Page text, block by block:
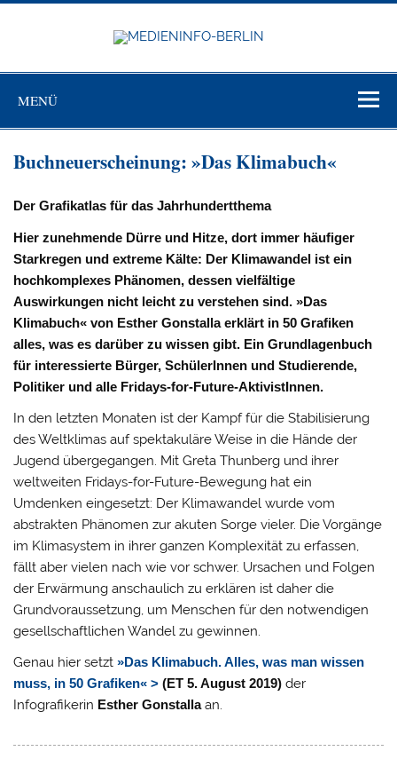
Zum
MENÜ
Buchneuerscheinung: »Das Klimabuch«
Der Grafikatlas für das Jahrhundertthema
Hier zunehmende Dürre und Hitze, dort immer häufiger
Starkregen und extreme Kälte: Der Klimawandel ist ein
hochkomplexes Phänomen, dessen vielfältige
Auswirkungen nicht leicht zu verstehen sind. »Das
Klimabuch« von Esther Gonstalla erklärt in 50 Grafiken
alles, was es darüber zu wissen gibt. Ein Grundlagenbuch
für interessierte Bürger, SchülerInnen und Studierende,
Politiker und alle Fridays-for-Future-AktivistInnen.
In den letzten Monaten ist der Kampf für die Stabilisierung
des Weltklimas auf spektakuläre Weise in die Hände der
Jugend übergegangen. Mit Greta Thunberg und ihrer
weltweiten Fridays-for-Future-Bewegung hat ein
Umdenken eingesetzt: Der Klimawandel wurde vom
abstrakten Phänomen zur akuten Sorge vieler. Die Vorgänge
im Klimasystem in ihrer ganzen Komplexität zu erfassen,
fällt aber vielen nach wie vor schwer. Ursachen und Folgen
der Erwärmung anschaulich zu erklären ist daher die
Grundvoraussetzung, um Menschen für den notwendigen
gesellschaftlichen Wandel zu gewinnen.
Genau hier setzt»Das Klimabuch. Alles, was man wissen
muss, in 50 Grafiken«> (ET 5. August 2019)der
Infografikerin Esther Gonstallaan.